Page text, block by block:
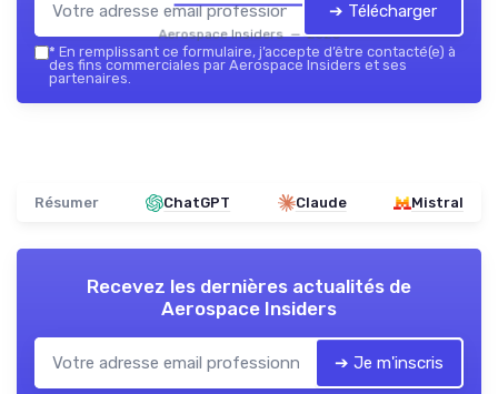
Aerospace Insiders — 2026
➔ Télécharger
* En remplissant ce formulaire, j’accepte d’être contacté(e) à
des fins commerciales par Aerospace Insiders et ses
partenaires.
Résumer ChatGPT Claude Mistral
Recevez les dernières actualités de
Aerospace Insiders
➔ Je m'inscris